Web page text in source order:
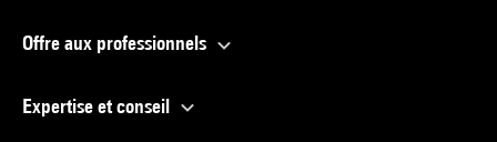
Offre aux professionnels
Expertise et conseil